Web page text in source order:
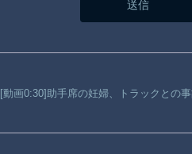
[動画0:30]助手席の妊婦、トラックとの